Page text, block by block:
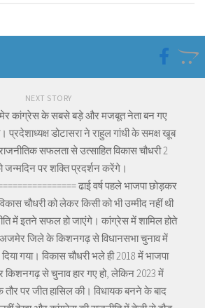
NEXT STORY
कांग्रेस के सबसे बड़े और मजबूत नेता बन गए
प्रदेशाध्यक्ष डोटासरा ने राहुल गांधी के समक्ष खूब
सफलता से उत्साहित विकास चौधरी 2
जन्मदिन पर शक्ति प्रदर्शन करेंगे।
ढाई वर्ष पहले भाजपा छोड़कर
चौधरी को लेकर किसी को भी उम्मीद नहीं थी
में इतने सफल हो जाएंगे। कांग्रेस में शामिल होते
अजमेर जिले के किशनगढ़ से विधानसभा चुनाव में
गया। विकास चौधरी भले ही 2018 में भाजपा
किशनगढ़ से चुनाव हार गए हो, लेकिन 2023 में
तौर पर जीत हासिल की। विधायक बनने के बाद